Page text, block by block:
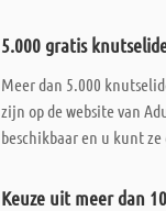
5.000 gratis
Meer dan 5.000
zijn op de website van
beschikbaar en u kunt
Keuze uit meer dan